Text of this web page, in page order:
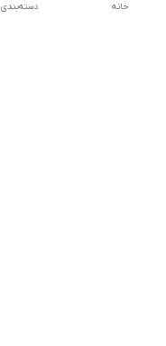
دسته‌بندی خانه